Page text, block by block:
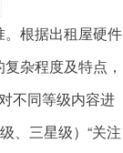
根据出租屋硬件
杂程度及特点，
不同等级内容进
、三星级）“关注